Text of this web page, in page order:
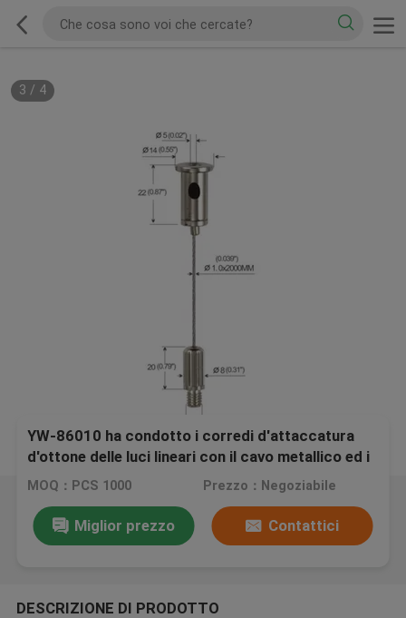
3 / 4
YW-86010 ha condotto i corredi d'attaccatura
d'ottone delle luci lineari con il cavo metallico ed i
perni d'attaccatura
MOQ：PCS 1000 Prezzo：Negoziabile
Miglior prezzo Contattici
DESCRIZIONE DI PRODOTTO